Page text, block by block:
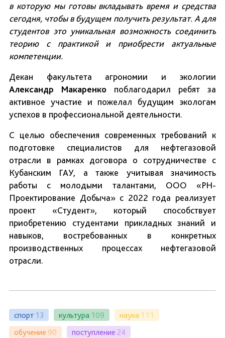
в которую мы готовы вкладывать время и средства
сегодня, чтобы в будущем получить результат. А для
студентов это уникальная возможность соединить
теорию с практикой и приобрести актуальные
компетенции.
Декан факультета агрономии и экологии
Александр Макаренко поблагодарил ребят за
активное участие и пожелал будущим экологам
успехов в профессиональной деятельности.
С целью обеспечения современных требований к
подготовке специалистов для нефтегазовой
отрасли в рамках договора о сотрудничестве с
Кубанским ГАУ, а также учитывая значимость
работы с молодыми талантами, ООО «РН-
Проектирование Добыча» с 2022 года реализует
проект «Студент», который способствует
приобретению студентами прикладных знаний и
навыков, востребованных в конкретных
производственных процессах нефтегазовой
отрасли.
спорт 13 культура 109 наука 111
обучение 90 поступление 24